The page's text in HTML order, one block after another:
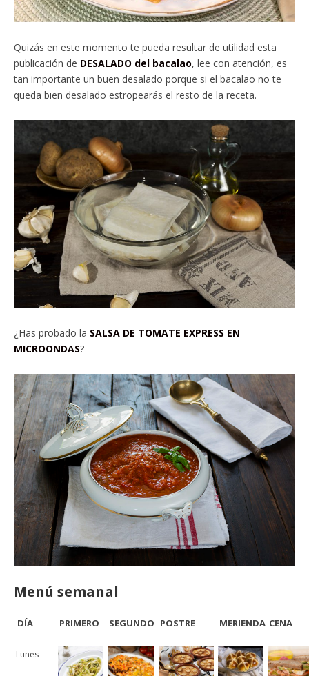
Quizás en este momento te pueda resultar de utilidad esta
publicación de DESALADO del bacalao, lee con atención, es
tan importante un buen desalado porque si el bacalao no te
queda bien desalado estropearás el resto de la receta.
¿Has probado la SALSA DE TOMATE EXPRESS EN
MICROONDAS?
Menú semanal
DÍA PRIMERO SEGUNDO POSTRE MERIENDA CENA
Lunes